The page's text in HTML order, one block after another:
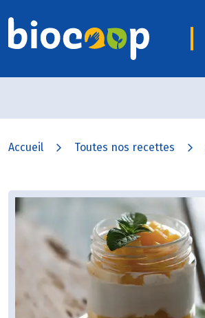
Accueil Toutes nos recettes